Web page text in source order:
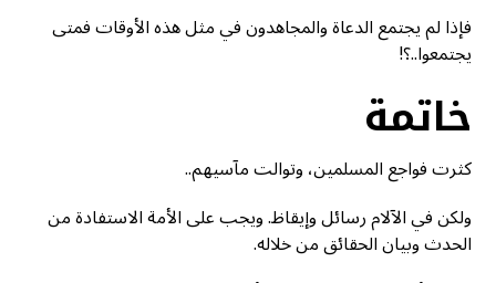
فإذا لم يجتمع الدعاة والمجاهدون في مثل هذه الأوقات فمتى
يجتمعوا..؟!
خاتمة
كثرت فواجع المسلمين، وتوالت مآسيهم..
ولكن في الآلام رسائل وإيقاظ. ويجب على الأمة الاستفادة من
الحدث وبيان الحقائق من خلاله.